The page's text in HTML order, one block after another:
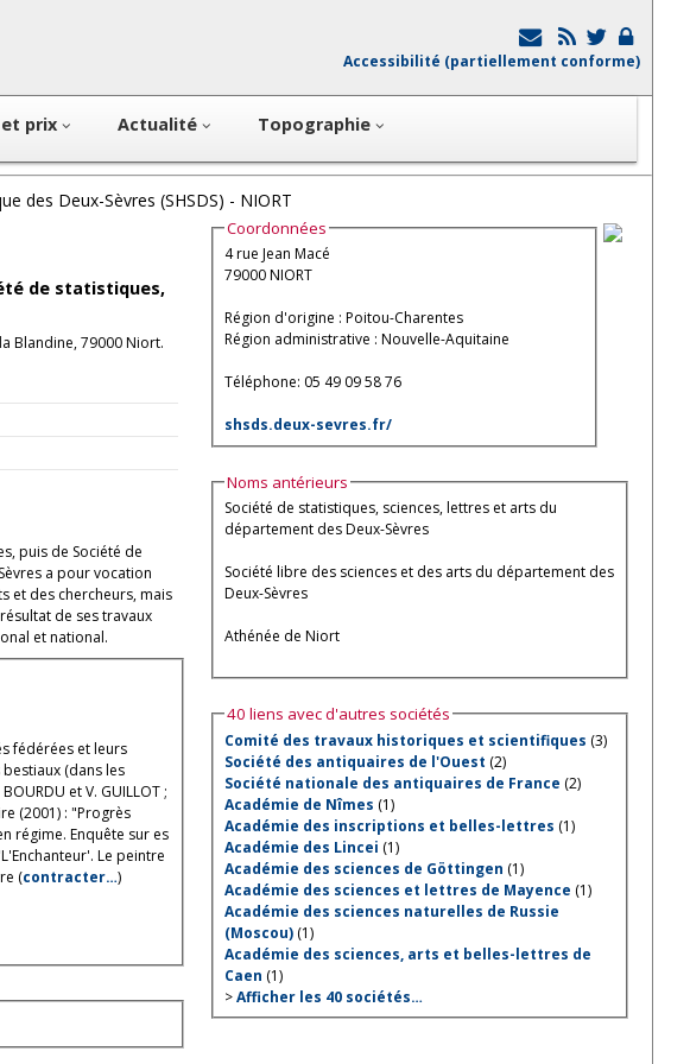
Accessibilité (partiellement conforme)
prix Actualité Topographie
des Deux-Sèvres (SHSDS) - NIORT
de statistiques,
Blandine, 79000 Niort.
puis de Société de
a pour vocation
et des chercheurs, mais
de ses travaux
et national.
fédérées et leurs
(dans les
et V. GUILLOT ;
(2001) : "Progrès
régime. Enquête sur es
Le peintre
(contracter…)
Coordonnées
4 rue Jean Macé
79000 NIORT
Région d'origine : Poitou-Charentes
Région administrative : Nouvelle-Aquitaine
Téléphone: 05 49 09 58 76
shsds.deux-sevres.fr/
Noms antérieurs
Société de statistiques, sciences, lettres et arts du
département des Deux-Sèvres
Société libre des sciences et des arts du département des
Deux-Sèvres
Athénée de Niort
40 liens avec d'autres sociétés
Comité des travaux historiques et scientifiques (3)
Société des antiquaires de l'Ouest (2)
Société nationale des antiquaires de France (2)
Académie de Nîmes (1)
Académie des inscriptions et belles-lettres (1)
Académie des Lincei (1)
Académie des sciences de Göttingen (1)
Académie des sciences et lettres de Mayence (1)
Académie des sciences naturelles de Russie
(Moscou)(1)
Académie des sciences, arts et belles-lettres de
Caen (1)
>Afficher les 40 sociétés…